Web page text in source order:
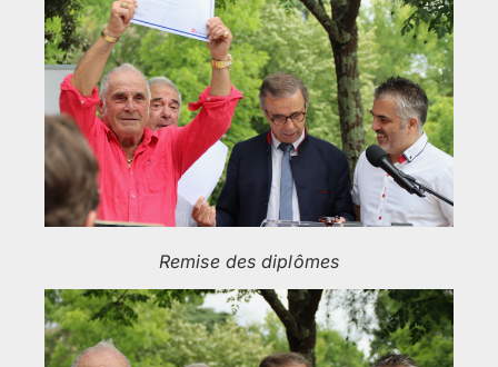
Remise des diplômes